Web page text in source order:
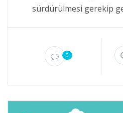
sürdürülmesi gerekip
0